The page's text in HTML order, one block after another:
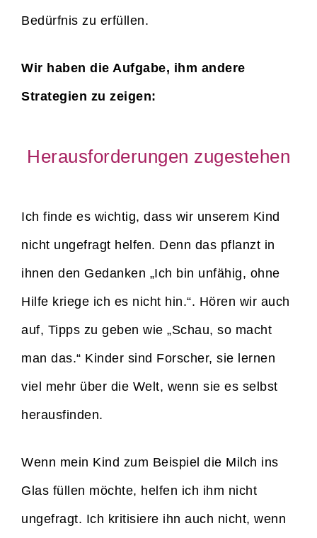
Bedürfnis zu erfüllen.
Wir haben die Aufgabe, ihm andere
Strategien zu zeigen:
Herausforderungen zugestehen
Ich finde es wichtig, dass wir unserem Kind
nicht ungefragt helfen. Denn das pflanzt in
ihnen den Gedanken „Ich bin unfähig, ohne
Hilfe kriege ich es nicht hin.“. Hören wir auch
auf, Tipps zu geben wie „Schau, so macht
man das.“ Kinder sind Forscher, sie lernen
viel mehr über die Welt, wenn sie es selbst
herausfinden.
Wenn mein Kind zum Beispiel die Milch ins
Glas füllen möchte, helfen ich ihm nicht
ungefragt. Ich kritisiere ihn auch nicht, wenn